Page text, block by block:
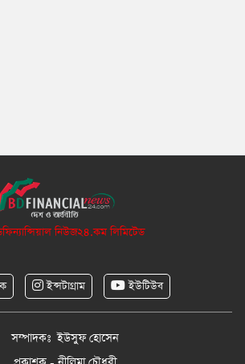
নিউজ২৪.কম লিমিটেড
ইন্সটাগ্রাম ইউটিউব
সম্পাদকঃ ইউসুফ হোসেন